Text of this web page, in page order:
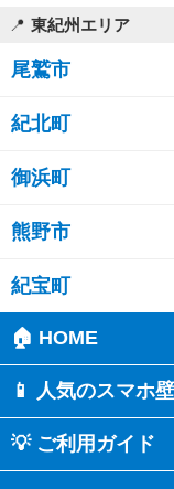
東紀州エリア
尾鷲市
紀北町
御浜町
熊野市
紀宝町
🏠 HOME
📱 人気のスマホ
💡 ご利用ガイド